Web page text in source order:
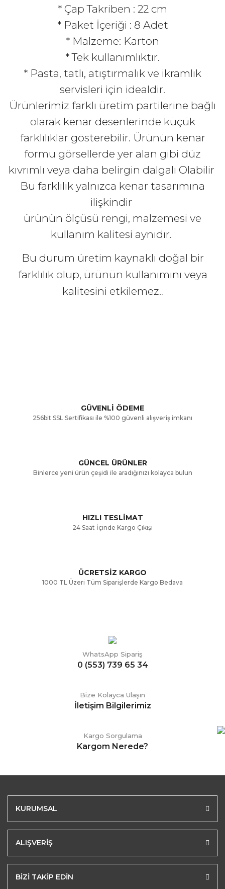
* Çap Takriben : 22 cm
* Paket İçeriği : 8 Adet
* Malzeme: Karton
* Tek kullanımlıktır.
* Pasta, tatlı, atıştırmalık ve ikramlık
servisleri için idealdir.
Ürünlerimiz farklı üretim partilerine bağlı
olarak kenar desenlerinde küçük
farklılıklar gösterebilir. Ürünün kenar
formu görsellerde yer alan gibi düz
kıvrımlı veya daha belirgin dalgalı Olabilir
Bu farklılık yalnızca kenar tasarımına
ilişkindir
ürünün ölçüsü rengi, malzemesi ve
kullanım kalitesi aynıdır.
Bu durum üretim kaynaklı doğal bir
farklılık olup, ürünün kullanımını veya
kalitesini etkilemez.
Ürün resmi kalitesiz, bozuk veya görüntülenemiyor.
Ürün bilgilerinde hatalar bulunuyor.
Gönder
GÜVENLİ ÖDEME
256bit SSL Sertifikası ile %100 güvenli alışveriş imkanı
GÜNCEL ÜRÜNLER
Binlerce yeni ürün çeşidi ile aradığınızı kolayca bulun
HIZLI TESLİMAT
24 Saat İçinde Kargo Çıkışı
ÜCRETSİZ KARGO
1000 TL Üzeri Tüm Siparişlerde Kargo Bedava
WhatsApp Sipariş
0 (553) 739 65 34
Bize Kolayca Ulaşın
İletişim Bilgilerimiz
Kargo Sorgulama
Kargom Nerede?
KURUMSAL
ALIŞVERİŞ
BİZİ TAKİP EDİN